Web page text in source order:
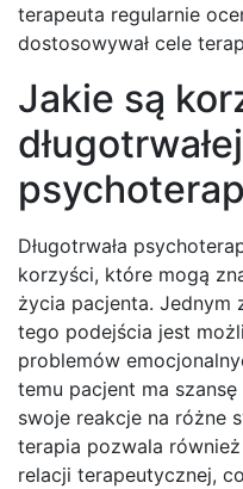
terapeuta regularnie
dostosowywał cele
Jakie są
długotrwałej
Długotrwała
korzyści, które mogą
życia pacjenta. Jednym
tego podejścia jest
problemów
temu pacjent ma
swoje reakcje na różne
terapia pozwala
relacji terapeutycznej,